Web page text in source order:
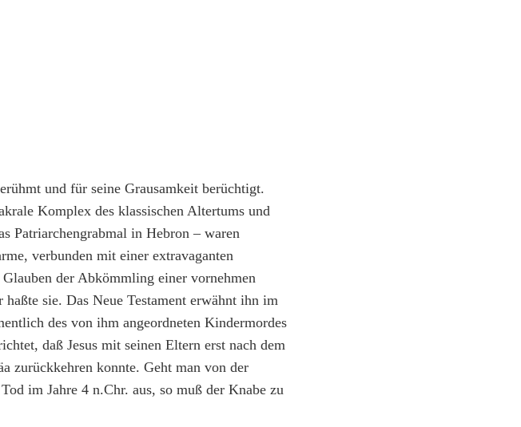
und für seine Grausamkeit berüchtigt.
Komplex des klassischen Altertums und
Patriarchengrabmal in Hebron – waren
verbunden mit einer extravaganten
der Abkömmling einer vornehmen
sie. Das Neue Testament erwähnt ihn im
des von ihm angeordneten Kindermordes
daß Jesus mit seinen Eltern erst nach dem
zurückkehren konnte. Geht man von der
im Jahre 4 n.Chr. aus, so muß der Knabe zu